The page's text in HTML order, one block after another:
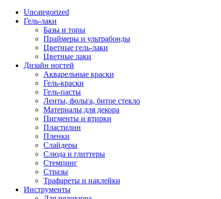
Uncategorized
Гель-лаки
Базы и топы
Праймеры и ультрабонды
Цветные гель-лаки
Цветные лаки
Дизайн ногтей
Акварельные краски
Гель-краски
Гель-пасты
Ленты, фольга, битое стекло
Материалы для декора
Пигменты и втирки
Пластилин
Пленки
Слайдеры
Слюда и глиттеры
Стемпинг
Стразы
Трафареты и наклейки
Инструменты